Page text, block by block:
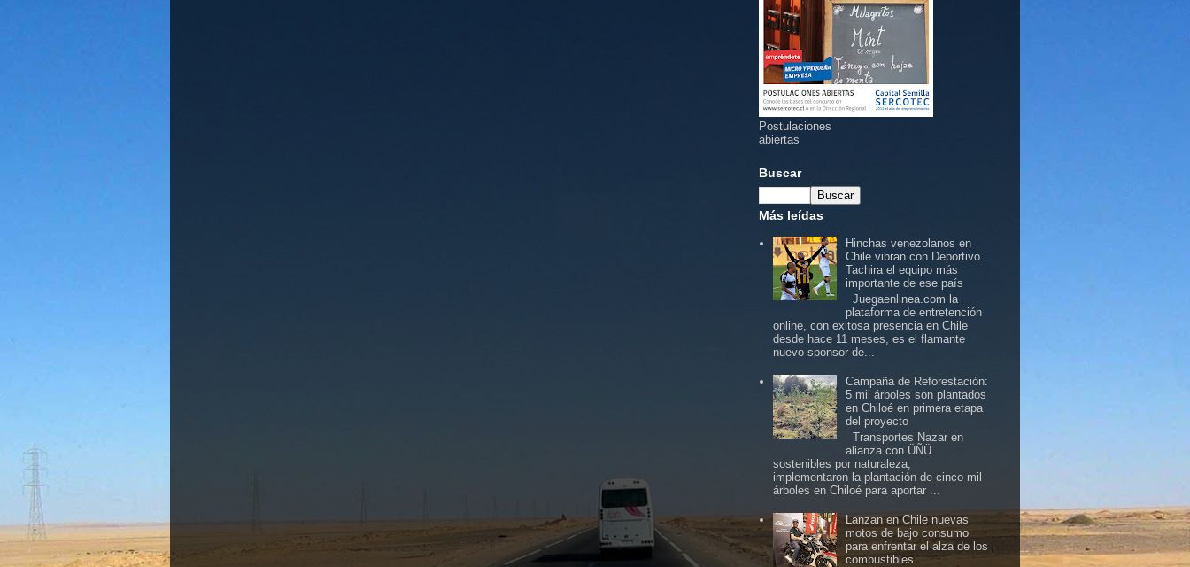
Postulaciones
abiertas
Buscar
Más leídas
Hinchas venezolanos en
Chile vibran con Deportivo
Tachira el equipo más
importante de ese país
Juegaenlinea.com la
plataforma de entretención
online, con exitosa presencia en Chile
desde hace 11 meses, es el flamante
nuevo sponsor de...
Campaña de Reforestación:
5 mil árboles son plantados
en Chiloé en primera etapa
del proyecto
Transportes Nazar en
alianza con ÜÑÜ.
sostenibles por naturaleza,
implementaron la plantación de cinco mil
árboles en Chiloé para aportar ...
Lanzan en Chile nuevas
motos de bajo consumo
para enfrentar el alza de los
combustibles